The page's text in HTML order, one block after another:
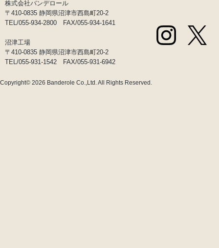
株式会社バンデロール
〒410-0835 静岡県沼津市西島町20-2
TEL/055-934-2800 FAX/055-934-1641
沼津工場
〒410-0835 静岡県沼津市西島町20-2
TEL/055-931-1542 FAX/055-931-6942
Copyright© 2026 Banderole Co.,Ltd.All Rights Reserved.